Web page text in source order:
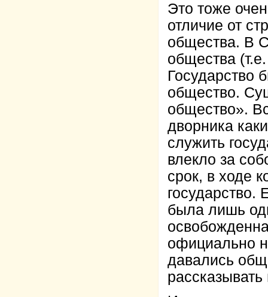
Это тоже
отличие от
общества. В
общества
Государство
общество.
общество».
дворника
служить
влекло за
срок, в ходе
государство.
была лишь
официально
давались